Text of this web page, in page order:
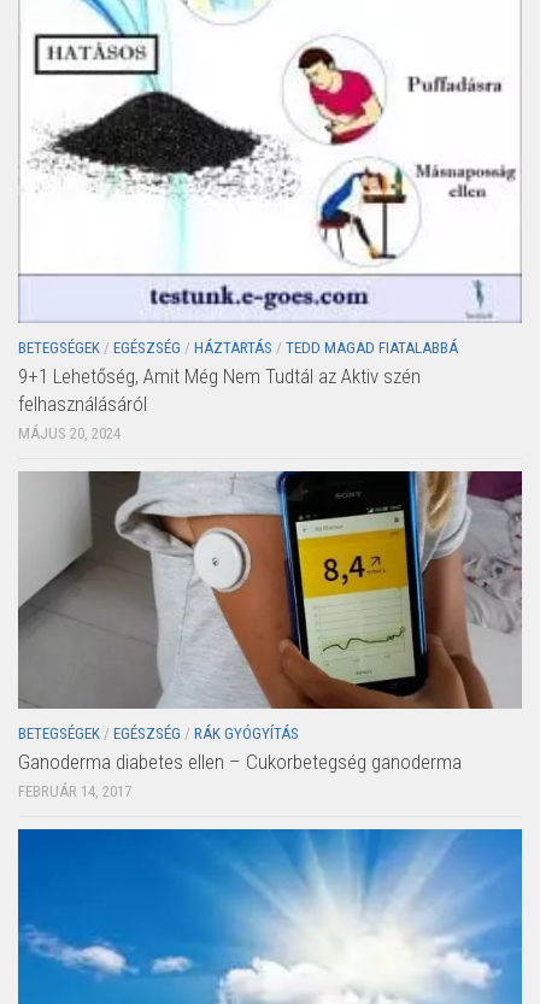
BETEGSÉGEK / EGÉSZSÉG / HÁZTARTÁS / TEDD MAGAD FIATALABBÁ
9+1 Lehetőség, Amit Még Nem Tudtál az Aktiv szén
felhasználásáról
MÁJUS 20, 2024
BETEGSÉGEK / EGÉSZSÉG / RÁK GYÓGYÍTÁS
Ganoderma diabetes ellen – Cukorbetegség ganoderma
FEBRUÁR 14, 2017